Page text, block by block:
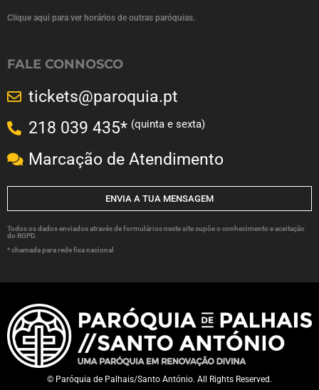
Clique aqui para ver horários de outras paróquias.
FALE CONNOSCO
tickets@paroquia.pt
218 039 435* (quinta e sexta)
Marcação de Atendimento
ENVIA A TUA MENSAGEM
Todos os dados enviados através de formulários neste site supõe o conhecimento e aceitação
do RGPD.
* chamada para rede fixa nacional
© Paróquia de Palhais/Santo António. All Rights Reserved.